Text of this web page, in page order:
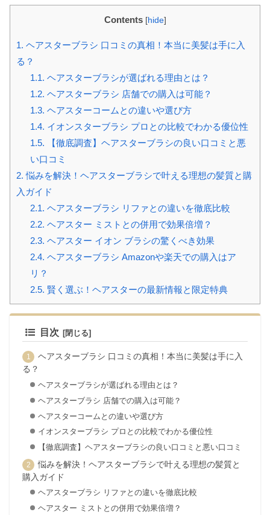
Contents [hide]
1. ヘアスターブラシ 口コミの真相！本当に美髪は手に入
る？
1.1. ヘアスターブラシが選ばれる理由とは？
1.2. ヘアスターブラシ 店舗での購入は可能？
1.3. ヘアスターコームとの違いや選び方
1.4. イオンスターブラシ プロとの比較でわかる優位性
1.5. 【徹底調査】ヘアスターブラシの良い口コミと悪
い口コミ
2. 悩みを解決！ヘアスターブラシで叶える理想の髪質と購
入ガイド
2.1. ヘアスターブラシ リファとの違いを徹底比較
2.2. ヘアスター ミストとの併用で効果倍増？
2.3. ヘアスター イオン ブラシの驚くべき効果
2.4. ヘアスターブラシ Amazonや楽天での購入はア
リ？
2.5. 賢く選ぶ！ヘアスターの最新情報と限定特典
目次
ヘアスターブラシ 口コミの真相！本当に美髪は手に入
る？
ヘアスターブラシが選ばれる理由とは？
ヘアスターブラシ 店舗での購入は可能？
ヘアスターコームとの違いや選び方
イオンスターブラシ プロとの比較でわかる優位性
【徹底調査】ヘアスターブラシの良い口コミと悪い口コミ
悩みを解決！ヘアスターブラシで叶える理想の髪質と
購入ガイド
ヘアスターブラシ リファとの違いを徹底比較
ヘアスター ミストとの併用で効果倍増？